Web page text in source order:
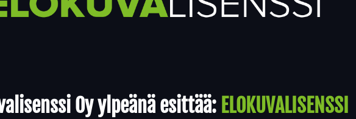
Oy ylpeänä esittää: ELOKUVALISENSSI